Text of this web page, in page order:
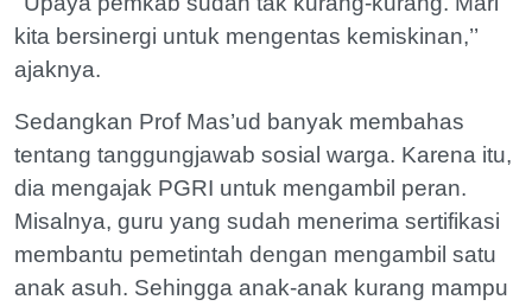
kita bersinergi untuk mengentas kemiskinan,’’
ajaknya.
Sedangkan Prof Mas’ud banyak membahas
tentang tanggungjawab sosial warga. Karena itu,
dia mengajak PGRI untuk mengambil peran.
Misalnya, guru yang sudah menerima sertifikasi
membantu pemetintah dengan mengambil satu
anak asuh. Sehingga anak-anak kurang mampu